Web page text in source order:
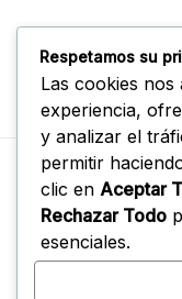
Respetamos su
Las cookies
experiencia,
y analizar el
permitir
clic en Aceptar
Rechazar Todo
esenciales.